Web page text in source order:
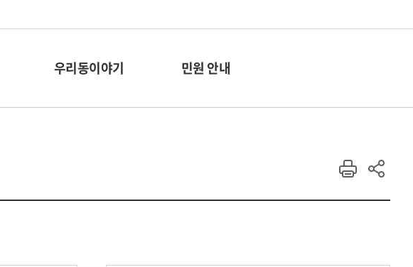
우리동이야기 민원 안내